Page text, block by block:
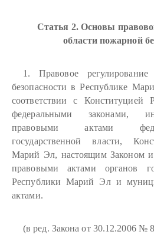
Статья 2. Основы
области пожарной
1. Правовое
безопасности в Республике
соответствии с Конституцией
федеральными законами,
правовыми актами
государственной власти,
Марий Эл, настоящим Законом
правовыми актами органов
Республики Марий Эл и
актами.
(в ред. Закона от 30.12.2006 №